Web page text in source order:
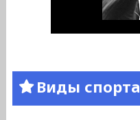
Виды спорта